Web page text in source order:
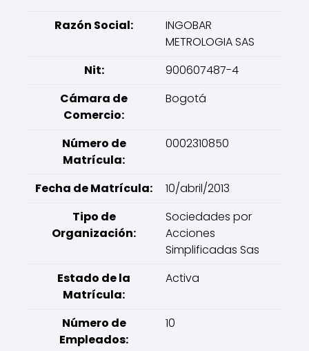
Razón Social:
INGOBAR
METROLOGIA SAS
Nit:
900607487-4
Cámara de
Comercio:
Bogotá
Número de
Matrícula:
0002310850
Fecha de Matrícula:
10/abril/2013
Tipo de
Organización:
Sociedades por
Acciones
Simplificadas Sas
Estado de la
Matrícula:
Activa
Número de
Empleados:
10